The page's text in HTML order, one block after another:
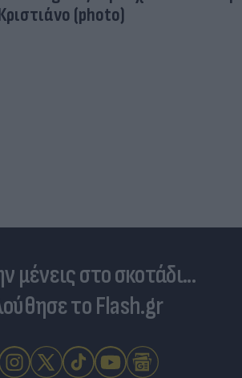
μένεις στο σκοτάδι...
το Flash.gr